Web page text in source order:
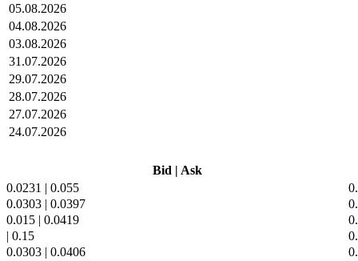
05.08.2026
04.08.2026
03.08.2026
31.07.2026
29.07.2026
28.07.2026
27.07.2026
24.07.2026
Bid | Ask
0.0231 | 0.055
0.0303 | 0.0397
0.015 | 0.0419
| 0.15
0.0303 | 0.0406